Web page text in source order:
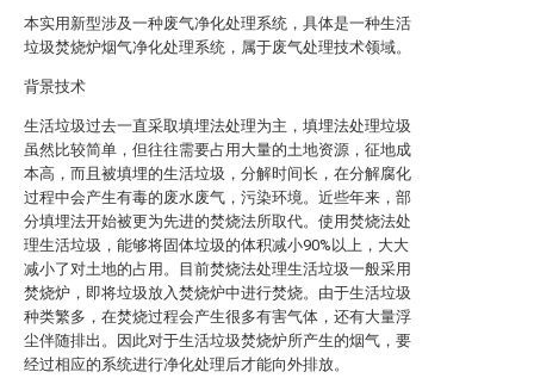
本实用新型涉及一种废气净化处理系统，具体是一种生活
垃圾焚烧炉烟气净化处理系统，属于废气处理技术领域。
背景技术
生活垃圾过去一直采取填埋法处理为主，填埋法处理垃圾
虽然比较简单，但往往需要占用大量的土地资源，征地成
本高，而且被填埋的生活垃圾，分解时间长，在分解腐化
过程中会产生有毒的废水废气，污染环境。近些年来，部
分填埋法开始被更为先进的焚烧法所取代。使用焚烧法处
理生活垃圾，能够将固体垃圾的体积减小90%以上，大大
减小了对土地的占用。目前焚烧法处理生活垃圾一般采用
焚烧炉，即将垃圾放入焚烧炉中进行焚烧。由于生活垃圾
种类繁多，在焚烧过程会产生很多有害气体，还有大量浮
尘伴随排出。因此对于生活垃圾焚烧炉所产生的烟气，要
经过相应的系统进行净化处理后才能向外排放。